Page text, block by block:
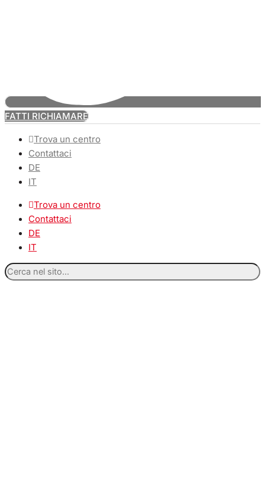
FATTI RICHIAMARE
Trova un centro
Contattaci
DE
IT
Trova un centro
Contattaci
DE
IT
Cerca
nel